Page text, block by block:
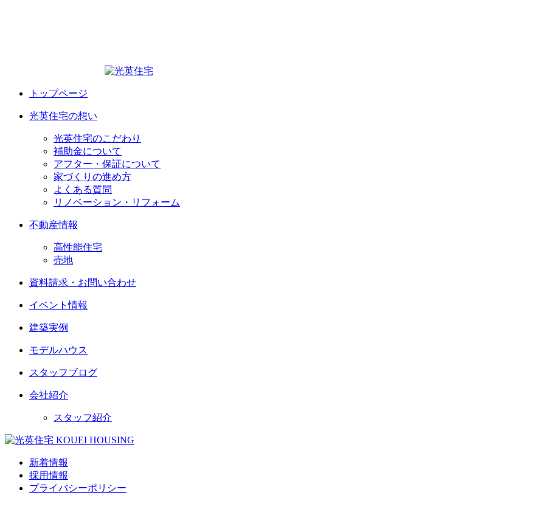
トップページ
光英住宅の想い
光英住宅のこだわり
補助金について
アフター・保証について
家づくりの進め方
よくある質問
リノベーション・リフォーム
不動産情報
高性能住宅
売地
資料請求・お問い合わせ
イベント情報
建築実例
モデルハウス
スタッフブログ
会社紹介
スタッフ紹介
新着情報
採用情報
プライバシーポリシー